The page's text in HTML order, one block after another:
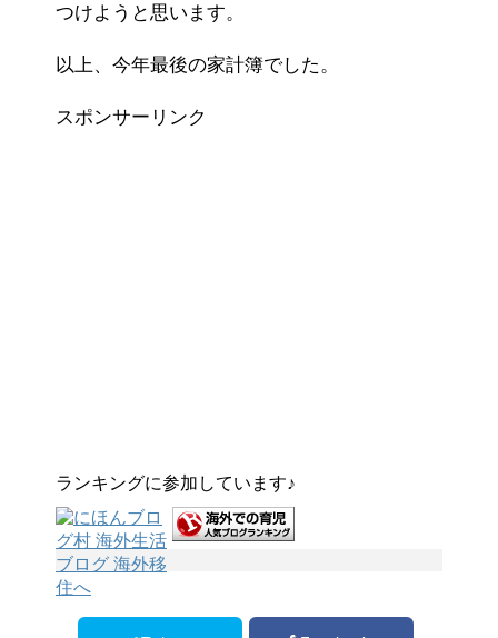
つけようと思います。
以上、今年最後の家計簿でした。
スポンサーリンク
ランキングに参加しています♪